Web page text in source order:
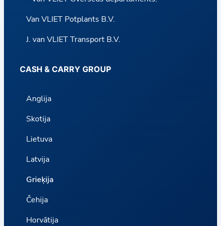
Van VLIET Potplants B.V.
J. van VLIET Transport B.V.
CASH & CARRY GROUP
Anglija
Skotija
Lietuva
Latvija
Grieķija
Čehija
Horvātija